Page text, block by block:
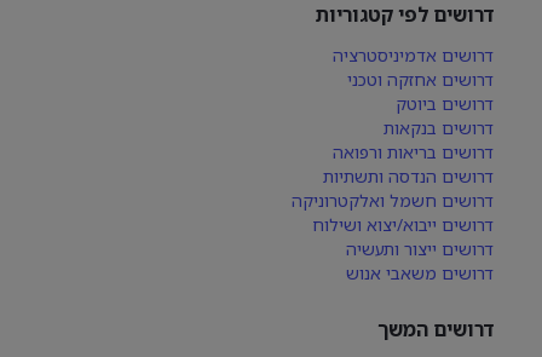
דרושים לפי קטגוריות
דרושים אדמיניסטרציה
דרושים אחזקה וטכני
דרושים ביוטק
דרושים בנקאות
דרושים בריאות ורפואה
דרושים הנדסה ותשתיות
דרושים חשמל ואלקטרוניקה
דרושים ייבוא/יצוא ושילוח
דרושים ייצור ותעשיה
דרושים משאבי אנוש
דרושים המשך